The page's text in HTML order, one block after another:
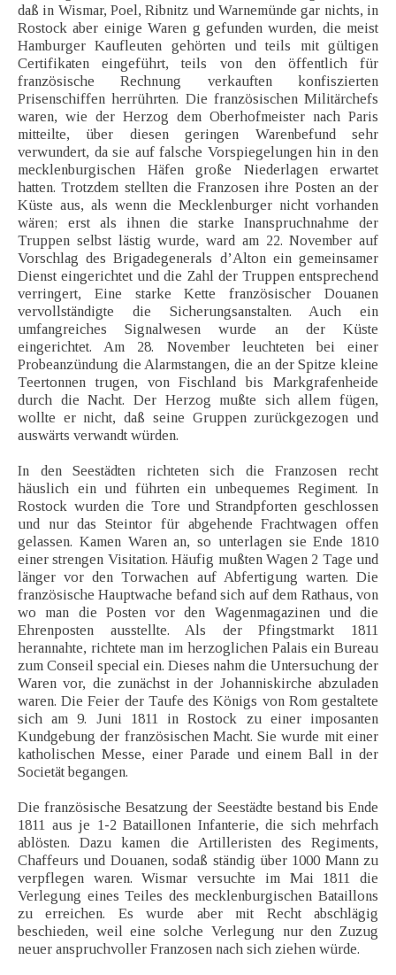
daß in Wismar, Poel, Ribnitz und Warnemünde gar nichts, in
Rostock aber einige Waren g gefunden wurden, die meist
Hamburger Kaufleuten gehörten und teils mit gültigen
Certifikaten eingeführt, teils von den öffentlich für
französische Rechnung verkauften konfiszierten
Prisenschiffen herrührten. Die französischen Militärchefs
waren, wie der Herzog dem Oberhofmeister nach Paris
mitteilte, über diesen geringen Warenbefund sehr
verwundert, da sie auf falsche Vorspiegelungen hin in den
mecklenburgischen Häfen große Niederlagen erwartet
hatten. Trotzdem stellten die Franzosen ihre Posten an der
Küste aus, als wenn die Mecklenburger nicht vorhanden
wären; erst als ihnen die starke Inanspruchnahme der
Truppen selbst lästig wurde, ward am 22. November auf
Vorschlag des Brigadegenerals d’Alton ein gemeinsamer
Dienst eingerichtet und die Zahl der Truppen entsprechend
verringert, Eine starke Kette französischer Douanen
vervollständigte die Sicherungsanstalten. Auch ein
umfangreiches Signalwesen wurde an der Küste
eingerichtet. Am 28. November leuchteten bei einer
Probeanzündung die Alarmstangen, die an der Spitze kleine
Teertonnen trugen, von Fischland bis Markgrafenheide
durch die Nacht. Der Herzog mußte sich allem fügen,
wollte er nicht, daß seine Gruppen zurückgezogen und
auswärts verwandt würden.
In den Seestädten richteten sich die Franzosen recht
häuslich ein und führten ein unbequemes Regiment. In
Rostock wurden die Tore und Strandpforten geschlossen
und nur das Steintor für abgehende Frachtwagen offen
gelassen. Kamen Waren an, so unterlagen sie Ende 1810
einer strengen Visitation. Häufig mußten Wagen 2 Tage und
länger vor den Torwachen auf Abfertigung warten. Die
französische Hauptwache befand sich auf dem Rathaus, von
wo man die Posten vor den Wagenmagazinen und die
Ehrenposten ausstellte. Als der Pfingstmarkt 1811
herannahte, richtete man im herzoglichen Palais ein Bureau
zum Conseil special ein. Dieses nahm die Untersuchung der
Waren vor, die zunächst in der Johanniskirche abzuladen
waren. Die Feier der Taufe des Königs von Rom gestaltete
sich am 9. Juni 1811 in Rostock zu einer imposanten
Kundgebung der französischen Macht. Sie wurde mit einer
katholischen Messe, einer Parade und einem Ball in der
Societät begangen.
Die französische Besatzung der Seestädte bestand bis Ende
1811 aus je 1-2 Bataillonen Infanterie, die sich mehrfach
ablösten. Dazu kamen die Artilleristen des Regiments,
Chaffeurs und Douanen, sodaß ständig über 1000 Mann zu
verpflegen waren. Wismar versuchte im Mai 1811 die
Verlegung eines Teiles des mecklenburgischen Bataillons
zu erreichen. Es wurde aber mit Recht abschlägig
beschieden, weil eine solche Verlegung nur den Zuzug
neuer anspruchvoller Franzosen nach sich ziehen würde.